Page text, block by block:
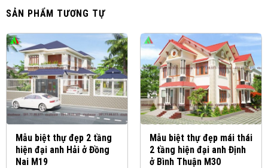
SẢN PHẨM TƯƠNG TỰ
Mẫu biệt thự đẹp 2 tầng
hiện đại anh Hải ở Đồng
Nai M19
Mẫu biệt thự đẹp mái thái
2 tầng hiện đại anh Định
ở Bình Thuận M30